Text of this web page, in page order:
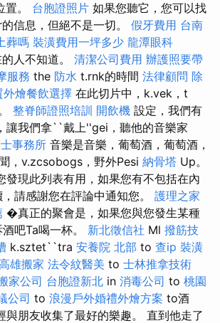
置。 台胞證照片 如果您聽它，您可以找
信息，但絕不是一切。 假牙費用 台南
葬嗎 裝潢費用一坪多少 龍潭眼科
人不知道。 清潔公司費用 辦護照要帶
服務 the 防水 t.rnk的時間 法律顧問 除
外燴餐飲選擇 在此切片中，k.vek，t
整脊師證照培訓 開飲機 設定，我們有
讓我們拿``戴上''gei，聽他的音樂家
事務所 音樂是音樂，葡萄酒，葡萄酒，
，v.zcsobogs，野外Pesi 納骨塔 Up。
發現此列表有用，如果您有不包括在內
請感謝您在評論中通知您。 護理之家
�真正的聚會是，如果您與您發生某種
吧Ta喝一杯。 新北徵信社 Ml 撥筋技
k.sztet``tra 安養院 北部 to 查ip 裝潢
雄搬家 法令紋醫美 to 士林推拿技術
家公司 台胞證新北 in 消毒公司 to 桃園
公司 to 浪漫戶外婚禮外燴方案 to酒
與朋友收集了最好的樂趣。 直到他走了